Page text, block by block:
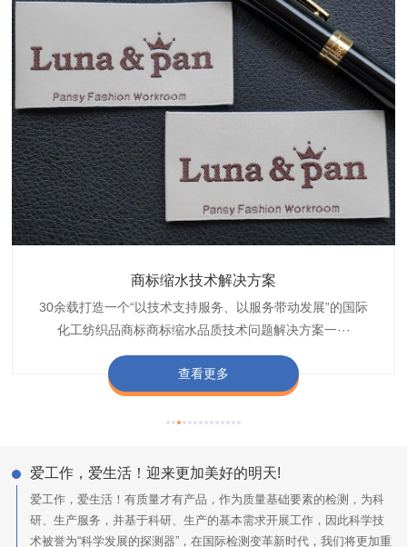
商标缩水技术解决方案
30余载打造一个“以技术支持服务、以服务带动发展”的国际
化工纺织品商标商标缩水品质技术问题解决方案一···
查看更多
织带商标防水技术解决方案
博准公司专注于织带商标防水技术解决方案30余载,励志于
纺织品商标企业打造含油量超标品质技术问题解决方···
查看更多
服装颜色不匀技术解决方案
博准是一家专注30余载设计研发织唛印唛商标、织带服装颜
色不匀品质技术问题解决方案一站式服务提供商,技···
查看更多
纺织品阻燃母粒
博准致力于成为纺织品商标阻燃母粒剂,TF-W760,TF-W760
阻燃母粒剂加工定制服务实力提供商,···
查看更多
爱工作，爱生活！迎来更加美好的明天!
爱工作，爱生活！有质量才有产品，作为质量基础要素的检测，为科
研、生产服务，并基于科研、生产的基本需求开展工作，因此科学技
术被誉为“科学发展的探测器”，在国际检测变革新时代，我们将更加重